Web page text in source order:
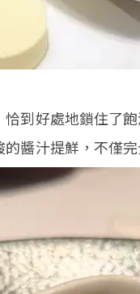
到好處地鎖住了
醬汁提鮮，不僅